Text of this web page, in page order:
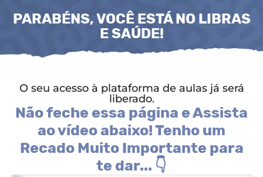
PARABÉNS, VOCÊ ESTÁ NO LIBRAS
E SAÚDE!
O seu acesso à plataforma de aulas já será
liberado.
Não feche essa página e Assista
ao vídeo abaixo! Tenho um
Recado Muito Importante para
te dar... 👇